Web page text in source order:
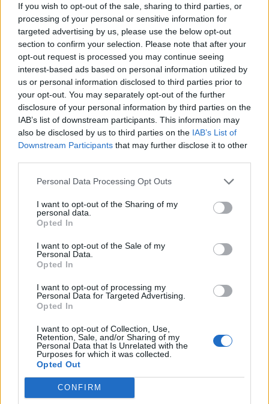
If you wish to opt-out of the sale, sharing to third parties, or
processing of your personal or sensitive information for
targeted advertising by us, please use the below opt-out
section to confirm your selection. Please note that after your
opt-out request is processed you may continue seeing
interest-based ads based on personal information utilized by
us or personal information disclosed to third parties prior to
your opt-out. You may separately opt-out of the further
disclosure of your personal information by third parties on the
IAB’s list of downstream participants. This information may
also be disclosed by us to third parties on the IAB’s List of
Downstream Participants that may further disclose it to other
Personal Data Processing Opt Outs
I want to opt-out of the Sharing of my
personal data.
Opted In
I want to opt-out of the Sale of my
Personal Data.
Opted In
I want to opt-out of processing my
Personal Data for Targeted Advertising.
Opted In
I want to opt-out of Collection, Use,
Retention, Sale, and/or Sharing of my
Personal Data that Is Unrelated with the
Purposes for which it was collected.
Opted Out
CONFIRM
Nem bánom, hogy végre láttam a kilencvenes
évek egyik zenei hősét – bár hasra nem
estem tőle. De a pohár félig tele van.
ÖT
Sztorik kellenek, képek kellenek,
vidámság kell a fociba | Ring Extra a
labdarúgó-világbajnokságról
minisorozatának első adásában Boros Tamás
beszélget Németh Róbert újságíróval és
Dénes Ferenc sportközgazdásszal az idei
vébéről, az új szabályokról, a legnagyobb
sztárokról és a sportvilág jövőjéről.
Trump, show és dollármilliárdok - Milyen vb
jön?
NÉMETH RÓBERT
Egy újabb könnyűzenei legendát
pipálhat ki Budapest | Ez volt a Cabaret